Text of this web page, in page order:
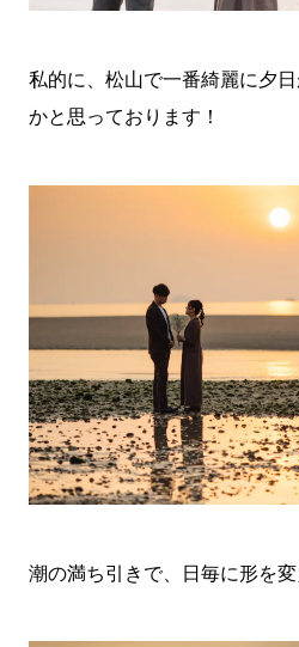
私的に、松山で一番綺麗に夕
かと思っております！
潮の満ち引きで、日毎に形を